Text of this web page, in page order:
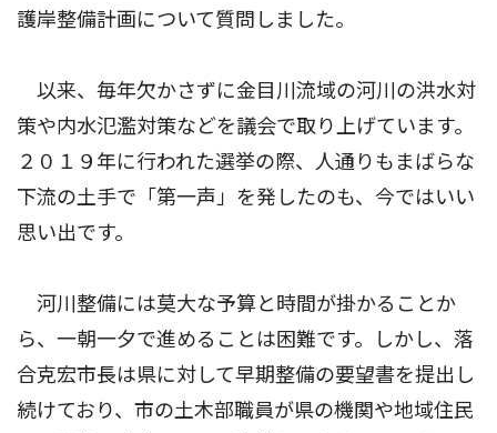
護岸整備計画について質問しました。
以来、毎年欠かさずに金目川流域の河川の洪水対
策や内水氾濫対策などを議会で取り上げています。
２０１９年に行われた選挙の際、人通りもまばらな
下流の土手で「第一声」を発したのも、今ではいい
思い出です。
河川整備には莫大な予算と時間が掛かることか
ら、一朝一夕で進めることは困難です。しかし、落
合克宏市長は県に対して早期整備の要望書を提出し
続けており、市の土木部職員が県の機関や地域住民